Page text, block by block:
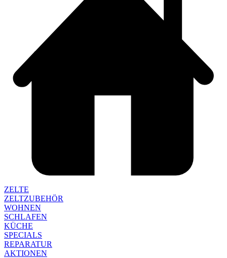
ZELTE
ZELTZUBEHÖR
WOHNEN
SCHLAFEN
KÜCHE
SPECIALS
REPARATUR
AKTIONEN